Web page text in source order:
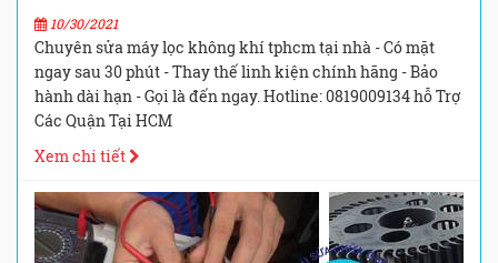
10/30/2021
Chuyên sửa máy lọc không khí tphcm tại nhà - Có mặt
ngay sau 30 phút - Thay thế linh kiện chính hãng - Bảo
hành dài hạn - Gọi là đến ngay. Hotline: 0819009134 hỗ Trợ
Các Quận Tại HCM
Xem chi tiết